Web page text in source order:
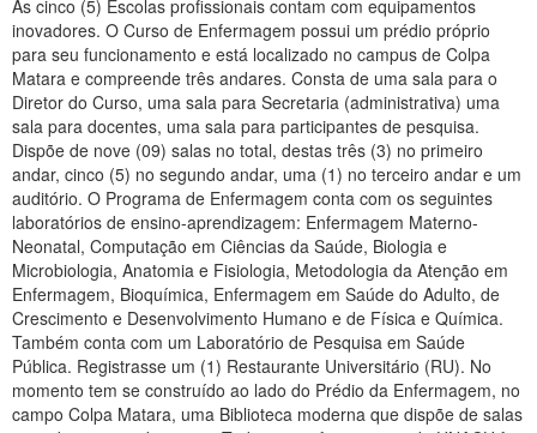
As cinco (5) Escolas profissionais contam com equipamentos
inovadores. O Curso de Enfermagem possui um prédio próprio
para seu funcionamento e está localizado no campus de Colpa
Matara e compreende três andares. Consta de uma sala para o
Diretor do Curso, uma sala para Secretaria (administrativa) uma
sala para docentes, uma sala para participantes de pesquisa.
Dispõe de nove (09) salas no total, destas três (3) no primeiro
andar, cinco (5) no segundo andar, uma (1) no terceiro andar e um
auditório. O Programa de Enfermagem conta com os seguintes
laboratórios de ensino-aprendizagem: Enfermagem Materno-
Neonatal, Computação em Ciências da Saúde, Biologia e
Microbiologia, Anatomia e Fisiologia, Metodologia da Atenção em
Enfermagem, Bioquímica, Enfermagem em Saúde do Adulto, de
Crescimento e Desenvolvimento Humano e de Física e Química.
Também conta com um Laboratório de Pesquisa em Saúde
Pública. Registrasse um (1) Restaurante Universitário (RU). No
momento tem se construído ao lado do Prédio da Enfermagem, no
campo Colpa Matara, uma Biblioteca moderna que dispõe de salas